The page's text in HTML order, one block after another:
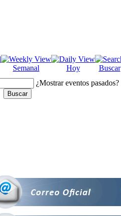
Semanal Hoy
Buscar
¿Mostrar eventos pasados?